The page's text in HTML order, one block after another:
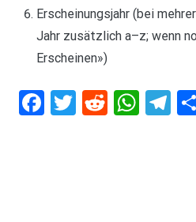
Erscheinungsjahr (bei
Jahr zusätzlich a–z; wenn
Erscheinen»)
Facebook
Twitter
Reddit